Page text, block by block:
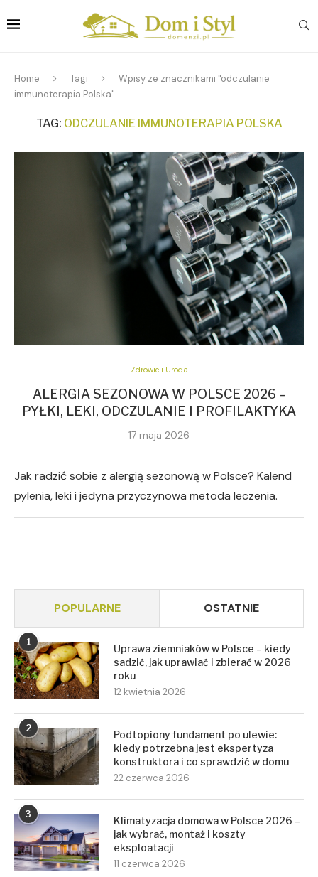
Home Tagi
Wpisy ze znacznikami "odczulanie
immunoterapia Polska"
TAG: ODCZULANIE IMMUNOTERAPIA POLSKA
Zdrowie i Uroda
ALERGIA SEZONOWA W POLSCE 2026 –
PYŁKI, LEKI, ODCZULANIE I PROFILAKTYKA
17 maja 2026
Jak radzić sobie z alergią sezonową w Polsce? Kalend
pylenia, leki i jedyna przyczynowa metoda leczenia.
POPULARNE OSTATNIE
1
Uprawa ziemniaków w Polsce – kiedy
sadzić, jak uprawiać i zbierać w 2026
roku
12 kwietnia 2026
2
Podtopiony fundament po ulewie:
kiedy potrzebna jest ekspertyza
konstruktora i co sprawdzić w domu
22 czerwca 2026
3
Klimatyzacja domowa w Polsce 2026 –
jak wybrać, montaż i koszty
eksploatacji
11 czerwca 2026